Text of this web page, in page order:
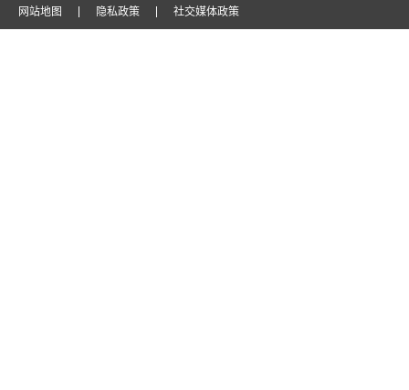
网站地图 隐私政策 社交媒体政策